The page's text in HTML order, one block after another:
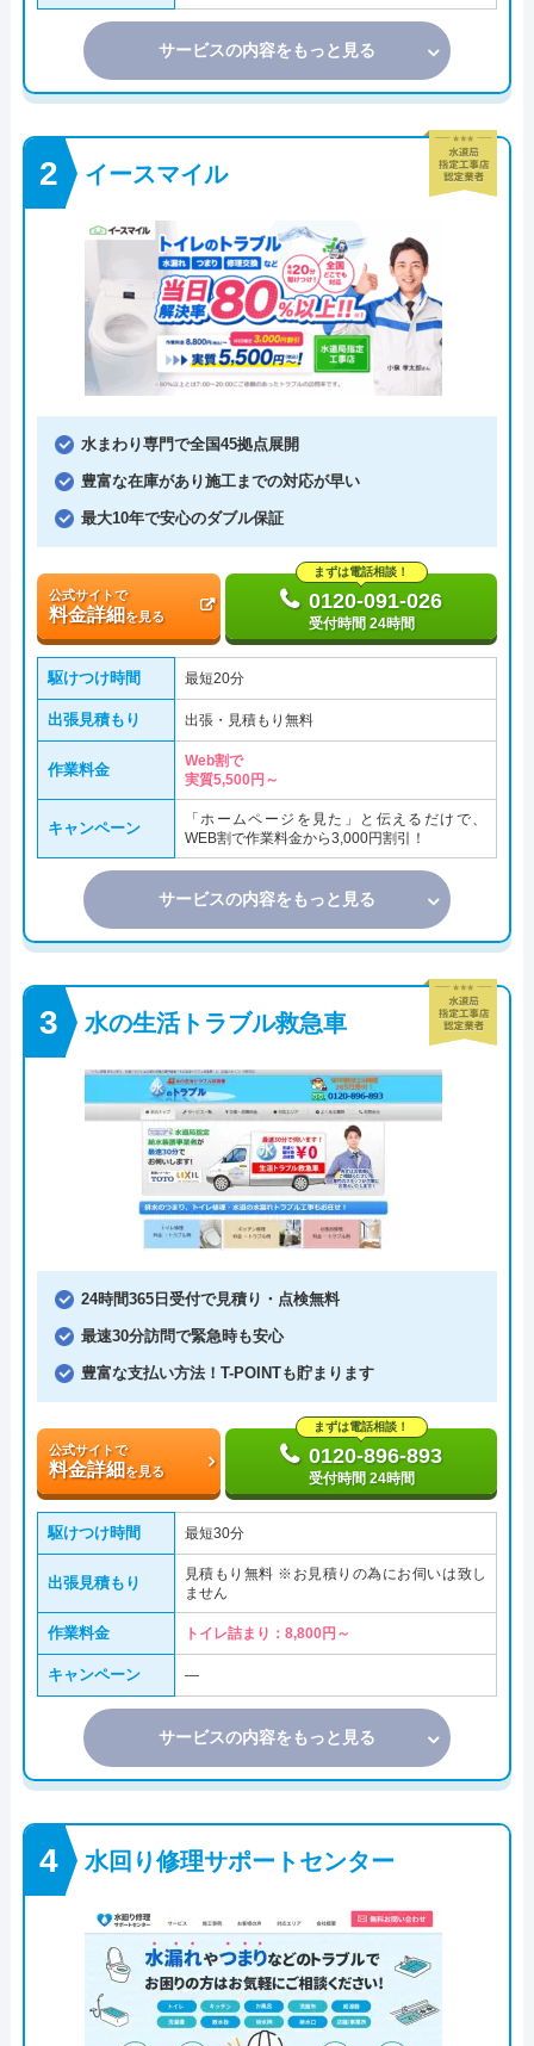
サービスの内容をもっと見る
イースマイル
水まわり専門で全国45拠点展開
豊富な在庫があり施工までの対応が早い
最大10年で安心のダブル保証
公式サイトで
料金詳細を見る
まずは電話相談！
0120-091-026
受付時間 24時間
駆けつけ時間 最短20分
出張見積もり 出張・見積もり無料
作業料金
Web割で
実質5,500円～
キャンペーン
「ホームページを見た」と伝えるだけで、
WEB割で作業料金から3,000円割引！
サービスの内容をもっと見る
水の生活トラブル救急車
24時間365日受付で見積り・点検無料
最速30分訪問で緊急時も安心
豊富な支払い方法！T-POINTも貯まります
公式サイトで
料金詳細を見る
まずは電話相談！
0120-896-893
受付時間 24時間
駆けつけ時間 最短30分
出張見積もり
見積もり無料 ※お見積りの為にお伺いは致し
ません
作業料金 トイレ詰まり：8,800円～
キャンペーン ―
サービスの内容をもっと見る
水回り修理サポートセンター